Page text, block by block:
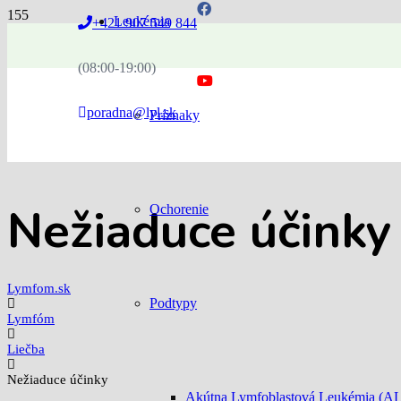
+421 907 549 844
(08:00-19:00)
poradna@lyl.sk
Leukémia
Príznaky
Ochorenie
Podtypy
Akútna Lymfoblastová Leukémia
Nežiaduce účinky
Lymfom.sk
Lymfóm
Liečba
Nežiaduce účinky